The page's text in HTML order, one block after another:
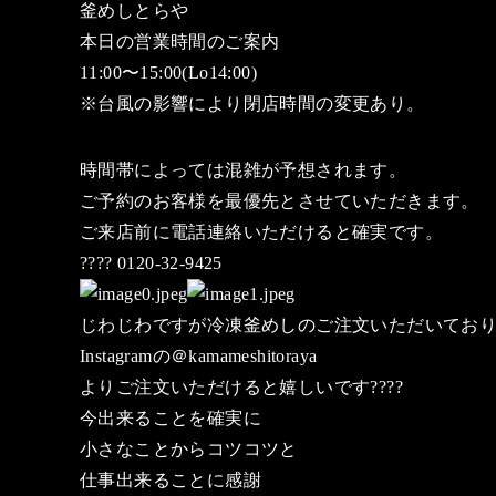
釜めしとらや
本日の営業時間のご案内
11:00〜15:00(Lo14:00)
※台風の影響により閉店時間の変更あり。
時間帯によっては混雑が予想されます。
ご予約のお客様を最優先とさせていただきます。
ご来店前に電話連絡いただけると確実です。
???? 0120-32-9425
じわじわですが冷凍釜めしのご注文いただいてお
Instagramの＠kamameshitoraya
よりご注文いただけると嬉しいです????
今出来ることを確実に
小さなことからコツコツと
仕事出来ることに感謝